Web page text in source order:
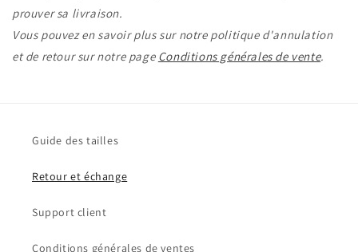
prouver sa livraison.
Vous pouvez en savoir plus sur notre politique d'annulation
et de retour sur notre page Conditions générales de vente.
Guide des tailles
Retour et échange
Support client
Conditions générales de ventes